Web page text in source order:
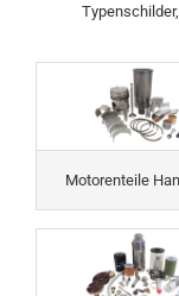
Motorenteile